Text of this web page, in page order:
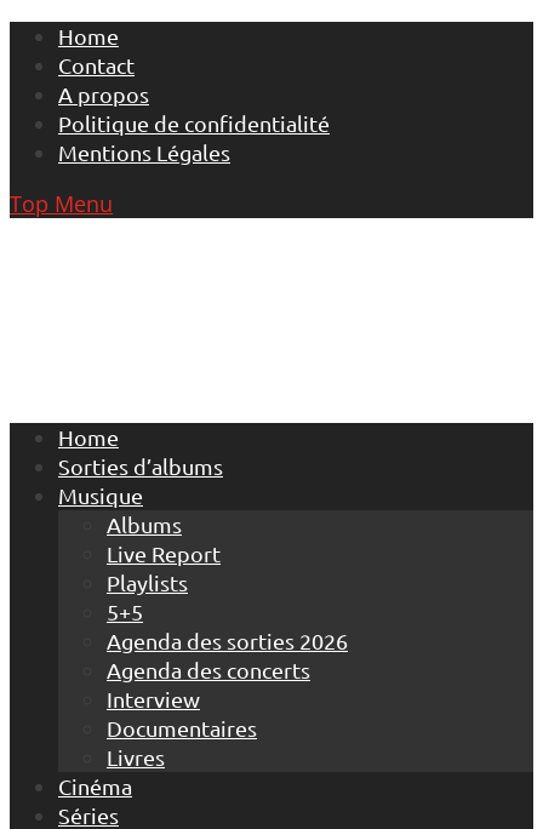
Skip
content
Home
Contact
A propos
Politique de confidentialité
Mentions Légales
Top Menu
Home
Sorties d’albums
Musique
Albums
Live Report
Playlists
5+5
Agenda des sorties 2026
Agenda des concerts
Interview
Documentaires
Livres
Cinéma
Séries